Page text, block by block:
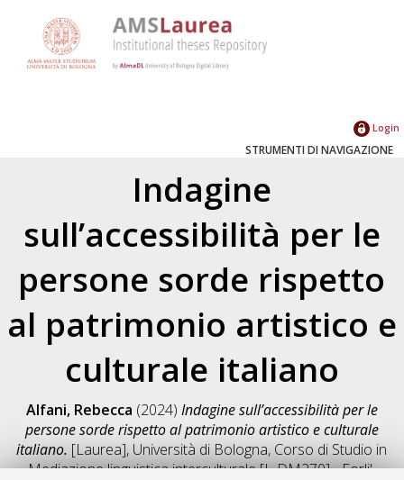
Login
STRUMENTI DI NAVIGAZIONE
Indagine
sull’accessibilità per le
persone sorde rispetto
al patrimonio artistico e
culturale italiano
Alfani, Rebecca (2024) Indagine sull’accessibilità per le
persone sorde rispetto al patrimonio artistico e culturale
italiano. [Laurea], Università di Bologna, Corso di Studio in
Mediazione linguistica interculturale [L-DM270] - Forli',